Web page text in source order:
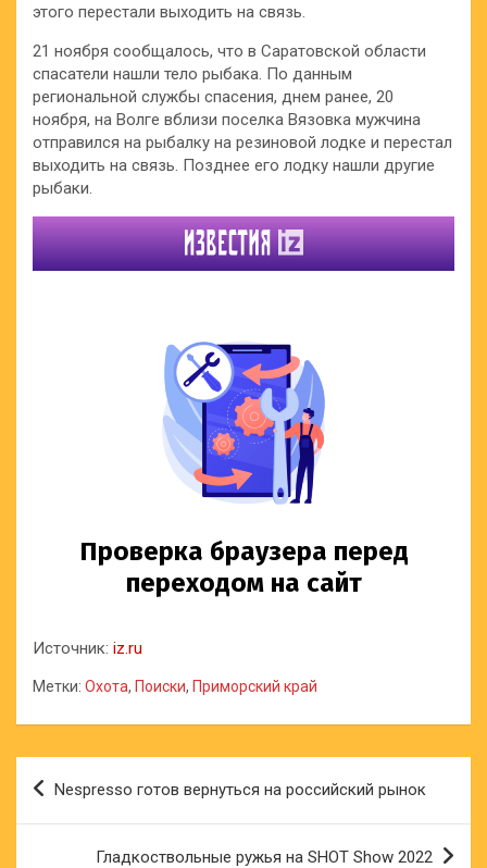
этого перестали выходить на связь.
21 ноября сообщалось, что в Саратовской области
спасатели нашли тело рыбака. По данным
региональной службы спасения, днем ранее, 20
ноября, на Волге вблизи поселка Вязовка мужчина
отправился на рыбалку на резиновой лодке и перестал
выходить на связь. Позднее его лодку нашли другие
рыбаки.
Источник: iz.ru
Метки: Охота, Поиски, Приморский край
Навигация
по
Nespresso готов вернуться на российский рынок
Гладкоствольные ружья на SHOT Show 2022